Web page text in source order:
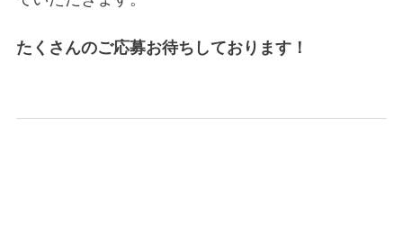
たくさんのご応募お待ちしております！